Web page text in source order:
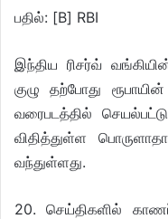
பதில்: [B] RBI
இந்திய ரிசர்வ்
குழு தற்போது
வரைபடத்தில்
விதித்துள்ள
வந்துள்ளது.
20. செய்திகளில்